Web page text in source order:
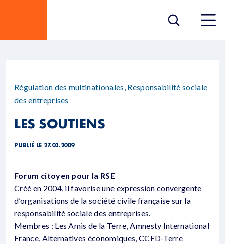
Régulation des multinationales, Responsabilité sociale
des entreprises
LES SOUTIENS
PUBLIÉ LE 27.03.2009
Forum citoyen pour la RSE
Créé en 2004, il favorise une expression convergente
d’organisations de la société civile française sur la
responsabilité sociale des entreprises.
Membres : Les Amis de la Terre, Amnesty International
France, Alternatives économiques, CCFD-Terre